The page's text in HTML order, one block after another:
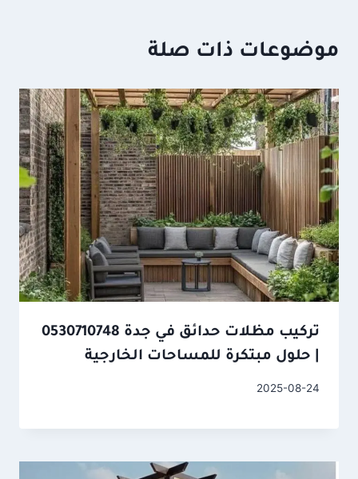
موضوعات ذات صلة
تركيب مظلات حدائق في جدة 0530710748
| حلول مبتكرة للمساحات الخارجية
2025-08-24